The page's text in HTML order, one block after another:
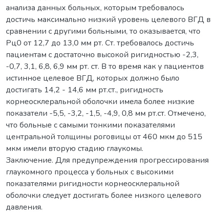
анализа данных больных, которым требовалось
достичь максимально низкий уровень целевого ВГД в
сравнении с другими больными, то оказывается, что
Pц0 от 12,7 до 13,0 мм рт. Ст. требовалось достичь
пациентам с достаточно высокой ригидностью -2,3,
-0,7, 3,1, 6,8, 6,9 мм рт. ст. В то время как у пациентов
истинное целевое ВГД, которых должно было
достигать 14,2 - 14,6 мм рт.ст., ригидность
корнеосклеральной оболочки имела более низкие
показатели -5,5, -3,2, -1,5, -4,9, 0,8 мм рт.ст. Отмечено,
что больные с самыми тонкими показателями
центральной толщины роговицы от 460 мкм до 515
мкм имели вторую стадию глаукомы.
Заключение. Для предупреждения прогрессирования
глаукомного процесса у больных с высокими
показателями ригидности корнеосклеральной
оболочки следует достигать более низкого целевого
давления.